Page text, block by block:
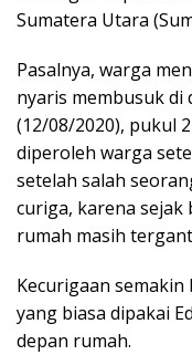
Sumatera Utara
Pasalnya, warga
nyaris membusuk di
(12/08/2020), pukul
diperoleh warga
setelah salah
curiga, karena sejak
rumah masih
Kecurigaan
yang biasa dipakai
depan rumah.